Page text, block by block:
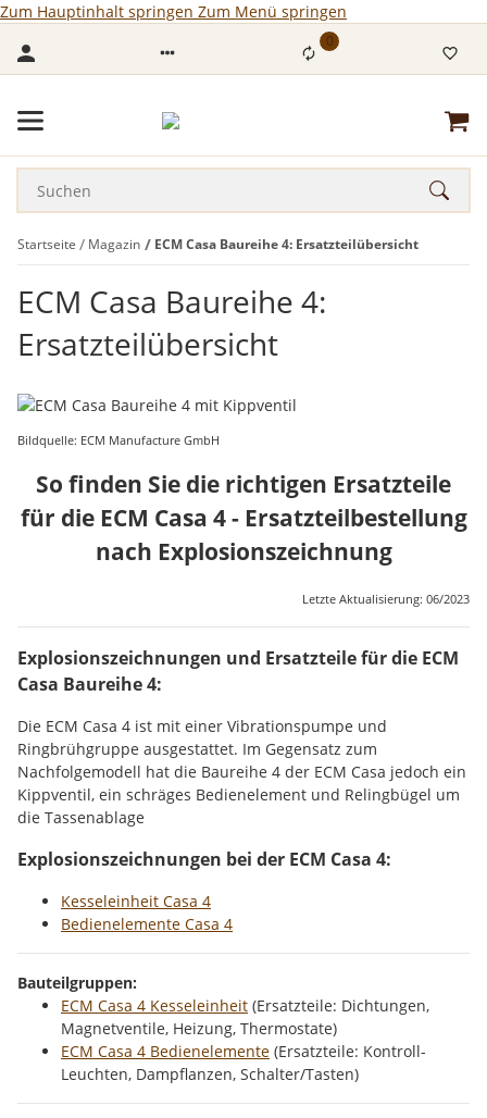
Zum Hauptinhalt springen Zum Menü springen
0
Startseite Magazin ECM Casa Baureihe 4: Ersatzteilübersicht
ECM Casa Baureihe 4:
Ersatzteilübersicht
Bildquelle: ECM Manufacture GmbH
So finden Sie die richtigen Ersatzteile
für die ECM Casa 4 - Ersatzteilbestellung
nach Explosionszeichnung
Letzte Aktualisierung: 06/2023
Explosionszeichnungen und Ersatzteile für die ECM
Casa Baureihe 4:
Die ECM Casa 4 ist mit einer Vibrationspumpe und
Ringbrühgruppe ausgestattet. Im Gegensatz zum
Nachfolgemodell hat die Baureihe 4 der ECM Casa jedoch ein
Kippventil, ein schräges Bedienelement und Relingbügel um
die Tassenablage
Explosionszeichnungen bei der ECM Casa 4:
Kesseleinheit Casa 4
Bedienelemente Casa 4
Bauteilgruppen:
ECM Casa 4 Kesseleinheit (Ersatzteile: Dichtungen,
Magnetventile, Heizung, Thermostate)
ECM Casa 4 Bedienelemente (Ersatzteile: Kontroll-
Leuchten, Dampflanzen, Schalter/Tasten)